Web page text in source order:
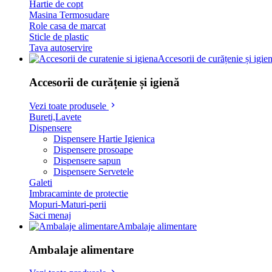
Hartie de copt
Masina Termosudare
Role casa de marcat
Sticle de plastic
Tava autoservire
Accesorii de curățenie și
Accesorii de curățenie și igienă
Vezi toate produsele
Bureti,Lavete
Dispensere
Dispensere Hartie Igienica
Dispensere prosoape
Dispensere sapun
Dispensere Servetele
Galeti
Imbracaminte de protectie
Mopuri-Maturi-perii
Saci menaj
Ambalaje alimentare
Ambalaje alimentare